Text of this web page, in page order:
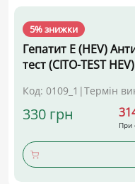
5% знижки
Гепатит E (HEV)
тест (CITO-TEST HEV)
Код: 0109_1 |Термін
330 грн
При